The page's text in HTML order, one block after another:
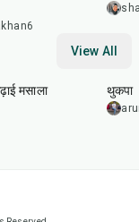
View All
मसाला थुकपा